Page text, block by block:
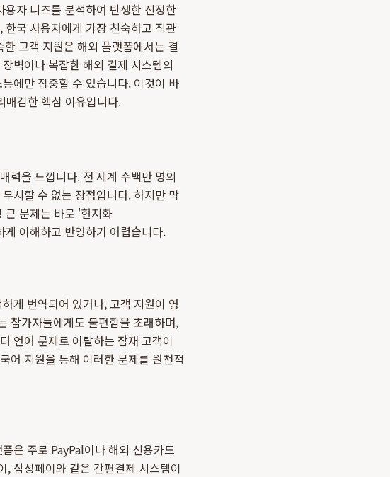
자 니즈를 분석하여 탄생한 진정한
국 사용자에게 가장 친숙하고 직관
고객 지원은 해외 플랫폼에서는 결
벽이나 복잡한 해외 결제 시스템의
에만 집중할 수 있습니다. 이것이 바
매김한 핵심 이유입니다.
력을 느낍니다. 전 세계 수백만 명의
시할 수 없는 장점입니다. 하지만 막
큰 문제는 바로 '현지화
이해하고 반영하기 어렵습니다.
게 번역되어 있거나, 고객 지원이 영
참가자들에게도 불편함을 초래하며,
언어 문제로 이탈하는 잠재 고객이
어 지원을 통해 이러한 문제를 원천적
은 주로 PayPal이나 해외 신용카드
삼성페이와 같은 간편결제 시스템이